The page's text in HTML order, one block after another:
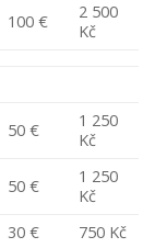
100 €
2 500
Kč
50 €
1 250
Kč
50 €
1 250
Kč
30 € 750 Kč